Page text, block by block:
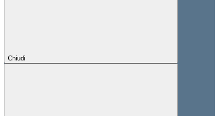
Chiudi